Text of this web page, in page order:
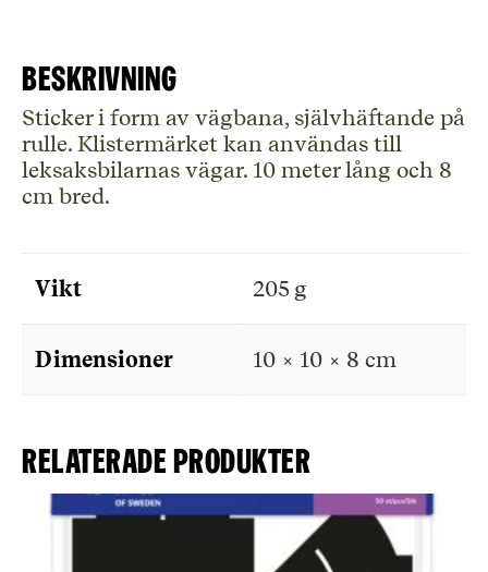
Beskrivning
Sticker i form av vägbana, självhäftande på
rulle. Klistermärket kan användas till
leksaksbilarnas vägar. 10 meter lång och 8
cm bred.
Vikt 205 g
Dimensioner 10 × 10 × 8 cm
Relaterade produkter